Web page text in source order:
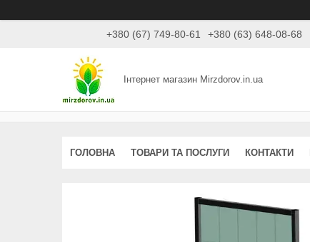
+380 (67) 749-80-61 +380 (63) 648-08-68
Інтернет магазин Mirzdorov.in.ua
ГОЛОВНА ТОВАРИ ТА ПОСЛУГИ КОНТАКТИ